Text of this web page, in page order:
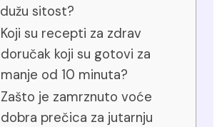
dužu sitost?
Koji su recepti za zdrav
doručak koji su gotovi za
manje od 10 minuta?
Zašto je zamrznuto voće
dobra prečica za jutarnju